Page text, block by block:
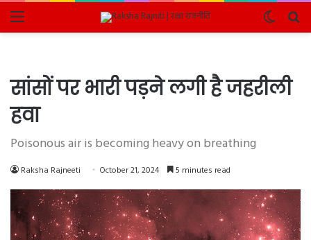
Menu
Switch
skin
सांसों पर भारी पड़ने लगी है जहरीली
हवा
Poisonous air is becoming heavy on breathing
Raksha Rajneeti October 21, 2024 5 minutes read